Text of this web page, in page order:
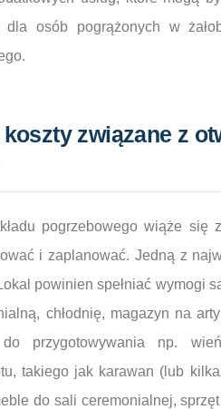
dla osób pogrążonych w
związane z
pogrzebowego wiąże
i zaplanować. Jedną z
powinien spełniać wymogi
chłodnię, magazyn na
przygotowywania np.
takiego jak karawan (lub
do sali ceremonialnej,